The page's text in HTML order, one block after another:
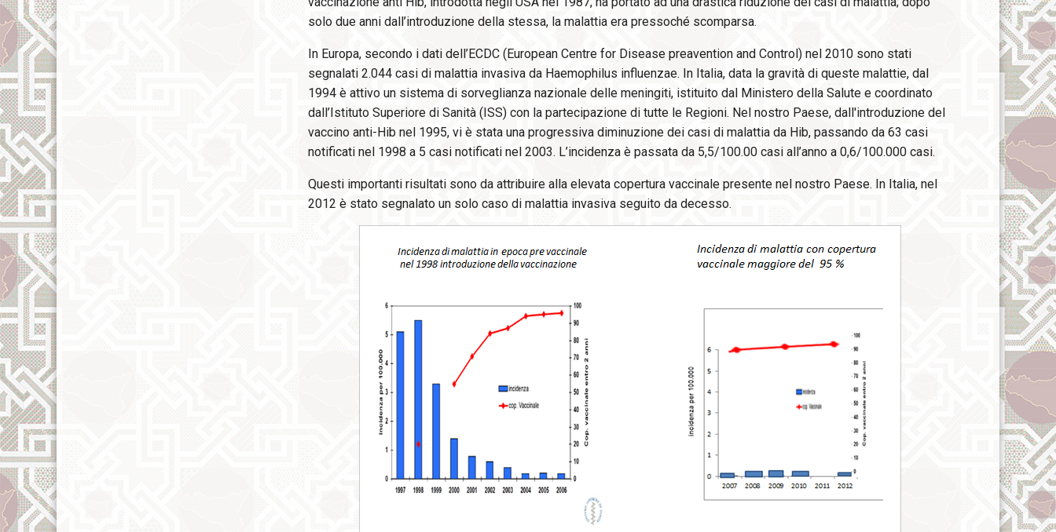
solo due anni dall’introduzione della stessa, la malattia era pressoché scomparsa.
In Europa, secondo i dati dell’ECDC (European Centre for Disease preavention and Control) nel 2010 sono stati
segnalati 2.044 casi di malattia invasiva da Haemophilus influenzae. In Italia, data la gravità di queste malattie, dal
1994 è attivo un sistema di sorveglianza nazionale delle meningiti, istituito dal Ministero della Salute e coordinato
dall’Istituto Superiore di Sanità (ISS) con la partecipazione di tutte le Regioni. Nel nostro Paese, dall'introduzione del
vaccino anti-Hib nel 1995, vi è stata una progressiva diminuzione dei casi di malattia da Hib, passando da 63 casi
notificati nel 1998 a 5 casi notificati nel 2003. L’incidenza è passata da 5,5/100.00 casi all’anno a 0,6/100.000 casi.
Questi importanti risultati sono da attribuire alla elevata copertura vaccinale presente nel nostro Paese. In Italia, nel
2012 è stato segnalato un solo caso di malattia invasiva seguito da decesso.